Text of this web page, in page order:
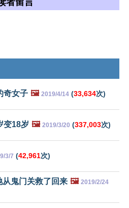
者留言
奇女子 🖼️ 2019/4/14 (33,634次)
变18岁 🖼️ 2019/3/20 (337,003次)
3/7 (42,961次)
从鬼门关救了回来 🖼️ 2019/2/24